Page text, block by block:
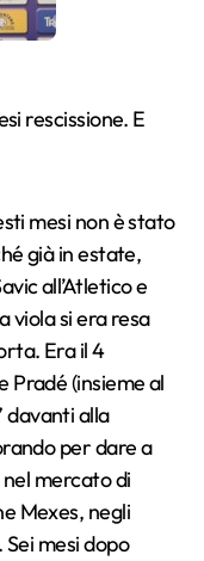
mesi non è stato
già in estate,
all’Atletico e
viola si era resa
Era il 4
Pradé (insieme al
davanti alla
per dare a
mercato di
Mexes, negli
mesi dopo